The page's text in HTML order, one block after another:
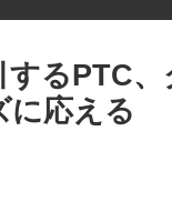
るPTC
に応える